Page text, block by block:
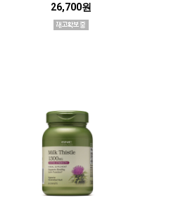
26,700원